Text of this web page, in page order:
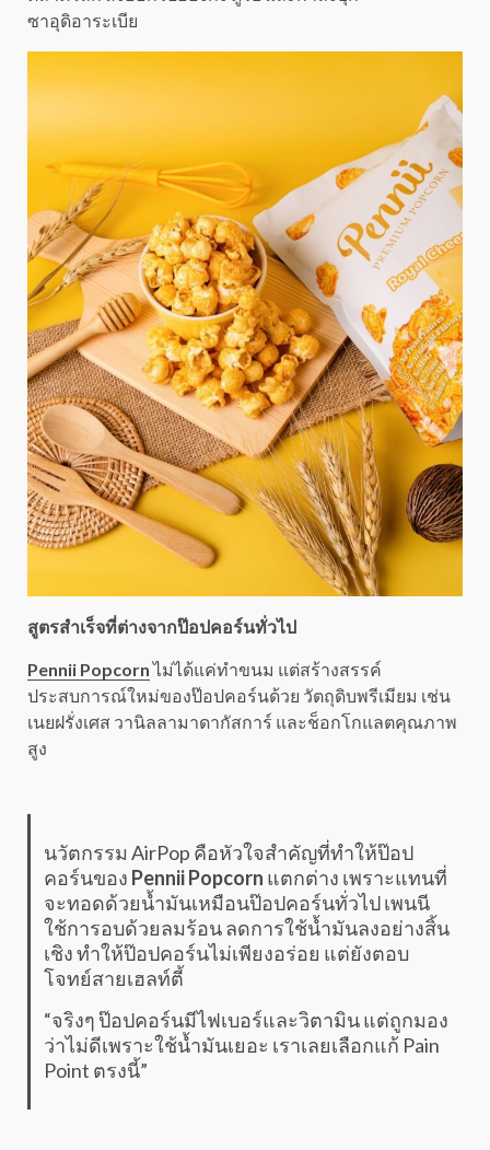
ซาอุดิอาระเบีย
สูตรสำเร็จที่ต่างจากป๊อปคอร์นทั่วไป
Pennii Popcornไม่ได้แค่ทำขนม แต่สร้างสรรค์
ประสบการณ์ใหม่ของป๊อปคอร์นด้วย วัตถุดิบพรีเมียม เช่น
เนยฝรั่งเศส วานิลลามาดากัสการ์ และช็อกโกแลตคุณภาพ
สูง
นวัตกรรม AirPop คือหัวใจสำคัญที่ทำให้ป๊อป
คอร์นของ Pennii Popcorn แตกต่าง เพราะแทนที่
จะทอดด้วยน้ำมันเหมือนป๊อปคอร์นทั่วไป เพนนี
ใช้การอบด้วยลมร้อน ลดการใช้น้ำมันลงอย่างสิ้น
เชิง ทำให้ป๊อปคอร์นไม่เพียงอร่อย แต่ยังตอบ
โจทย์สายเฮลท์ตี้
“จริงๆ ป๊อปคอร์นมีไฟเบอร์และวิตามิน แต่ถูกมอง
ว่าไม่ดีเพราะใช้น้ำมันเยอะ เราเลยเลือกแก้ Pain
Point ตรงนี้”